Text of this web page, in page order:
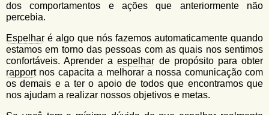
dos comportamentos e ações que anteriormente não
percebia.
Espelhar é algo que nós fazemos automaticamente quando
estamos em torno das pessoas com as quais nos sentimos
confortáveis. Aprender aespelhar de propósito para obter
rapportnos capacita a melhorar a nossa comunicação com
os demais e a ter o apoio de todos que encontramos que
nos ajudam a realizar nossos objetivos e metas.